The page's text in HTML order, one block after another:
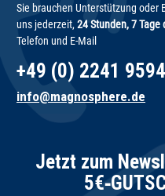
Sie brauchen Unterstützung oder
uns jederzeit,24 Stunden, 7 Tage
Telefon und E-Mail
+49 (0) 2241
info@magnosphere.de
Jetzt zum